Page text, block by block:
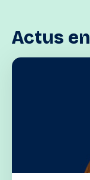
Actus en